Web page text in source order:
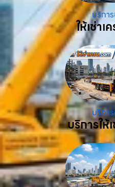
บริการ
ให้เช่า
บริการ
บริการให้